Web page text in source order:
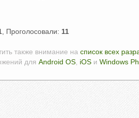
, Проголосовали: 11
также внимание на список всех
для Android OS iOS и Windows